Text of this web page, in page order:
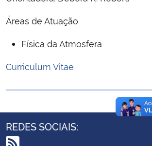
Controladoria-Geral da União
Ministério da Mulher, da Família e dos Direitos Humanos
Áreas de Atuação
Física da Atmosfera
Curriculum Vitae
REDES SOCIAIS: